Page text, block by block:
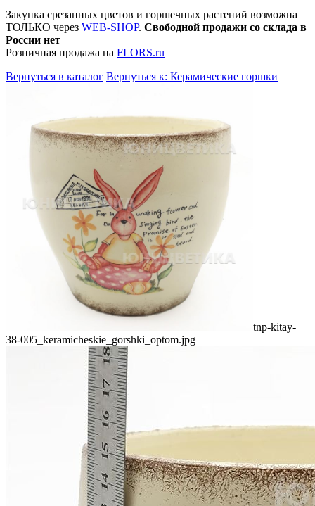
Закупка срезанных цветов и горшечных растений возможна
ТОЛЬКО через WEB-SHOP. Свободной продажи со склада в
России нет
Розничная продажа на FLORS.ru
Вернуться в каталог Вернуться к: Керамические горшки
tnp-kitay-
38-005_keramicheskie_gorshki_optom.jpg